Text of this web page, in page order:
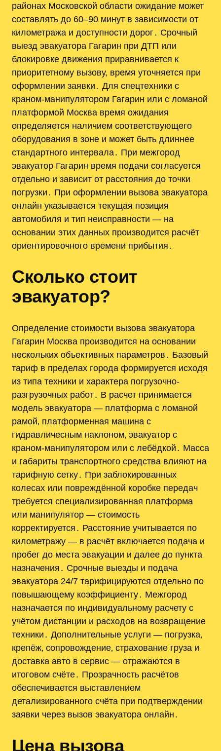
районах Московской области ожидание может
составлять до 60–90 минут в зависимости от
километража и доступности дорог․ Срочный
выезд эвакуатора Гагарин при ДТП или
блокировке движения приравнивается к
приоритетному вызову, время уточняется при
оформлении заявки․ Для спецтехники с
краном-манипулятором Гагарин или с ломаной
платформой Москва время ожидания
определяется наличием соответствующего
оборудования в зоне и может быть длиннее
стандартного интервала․ При межгород
эвакуатор Гагарин время подачи согласуется
отдельно и зависит от расстояния до точки
погрузки․ При оформлении вызова эвакуатора
онлайн указывается текущая позиция
автомобиля и тип неисправности — на
основании этих данных производится расчёт
ориентировочного времени прибытия․
Сколько стоит
эвакуатор?
Определение стоимости вызова эвакуатора
Гагарин Москва производится на основании
нескольких объективных параметров․ Базовый
тариф в пределах города формируется исходя
из типа техники и характера погрузочно-
разгрузочных работ․ В расчет принимается
модель эвакуатора — платформа с ломаной
рамой‚ платформенная машина с
гидравличесным наклоном‚ эвакуатор с
краном-манипулятором или с лебёдкой․ Масса
и габариты транспортного средства влияют на
тарифную сетку․ При заблокированных
колесах или повреждённой коробке передач
требуется специализированная платформа
или манипулятор — стоимость
корректируется․ Расстояние учитывается по
километражу — в расчёт включается подача и
пробег до места эвакуации и далее до пункта
назначения․ Срочные выезды и подача
эвакуатора 24/7 тарифицируются отдельно по
повышающему коэффициенту․ Межгород
назначается по индивидуальному расчету с
учётом дистанции и расходов на возвращение
техники․ Дополнительные услуги — погрузка‚
крепёж‚ сопровождение‚ страхование груза и
доставка авто в сервис — отражаются в
итоговом счёте․ Прозрачность расчётов
обеспечивается выставлением
детализированного счёта при подтверждении
заявки через вызов эвакуатора онлайн․
Цена вызова